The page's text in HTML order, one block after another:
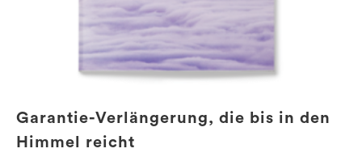
Garantie-Verlängerung, die bis in den
Himmel reicht